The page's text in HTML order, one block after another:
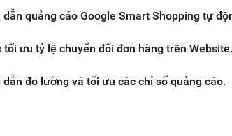
dẫn quảng cáo Google Smart Shopping tự
tối ưu tỷ lệ chuyển đổi đơn hàng trên Website.
dẫn đo lường và tối ưu các chỉ số quảng cáo.